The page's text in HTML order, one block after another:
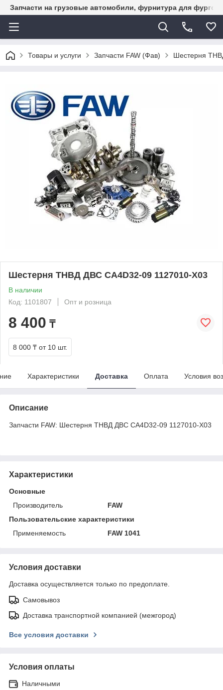
Запчасти на грузовые автомобили, фурнитура для
Товары и услуги Запчасти FAW (Фав) Шестерня
Шестерня ТНВД ДВС CA4D32-09 1127010-X03
В наличии
Код: 1101807
Опт и розница
8 400 ₸
8 000 ₸ от 10 шт.
Характеристики Доставка Оплата Условия
Описание
Запчасти FAW: Шестерня ТНВД ДВС CA4D32-09 1127010-X03
Характеристики
Основные
Производитель
FAW
Пользовательские характеристики
Применяемость
FAW 1041
Условия доставки
Доставка осуществляется только по предоплате.
Самовывоз
Доставка транспортной компанией (межгород)
Все условия доставки
Условия оплаты
Наличными